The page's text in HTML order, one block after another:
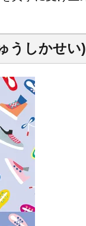
うしかせい)